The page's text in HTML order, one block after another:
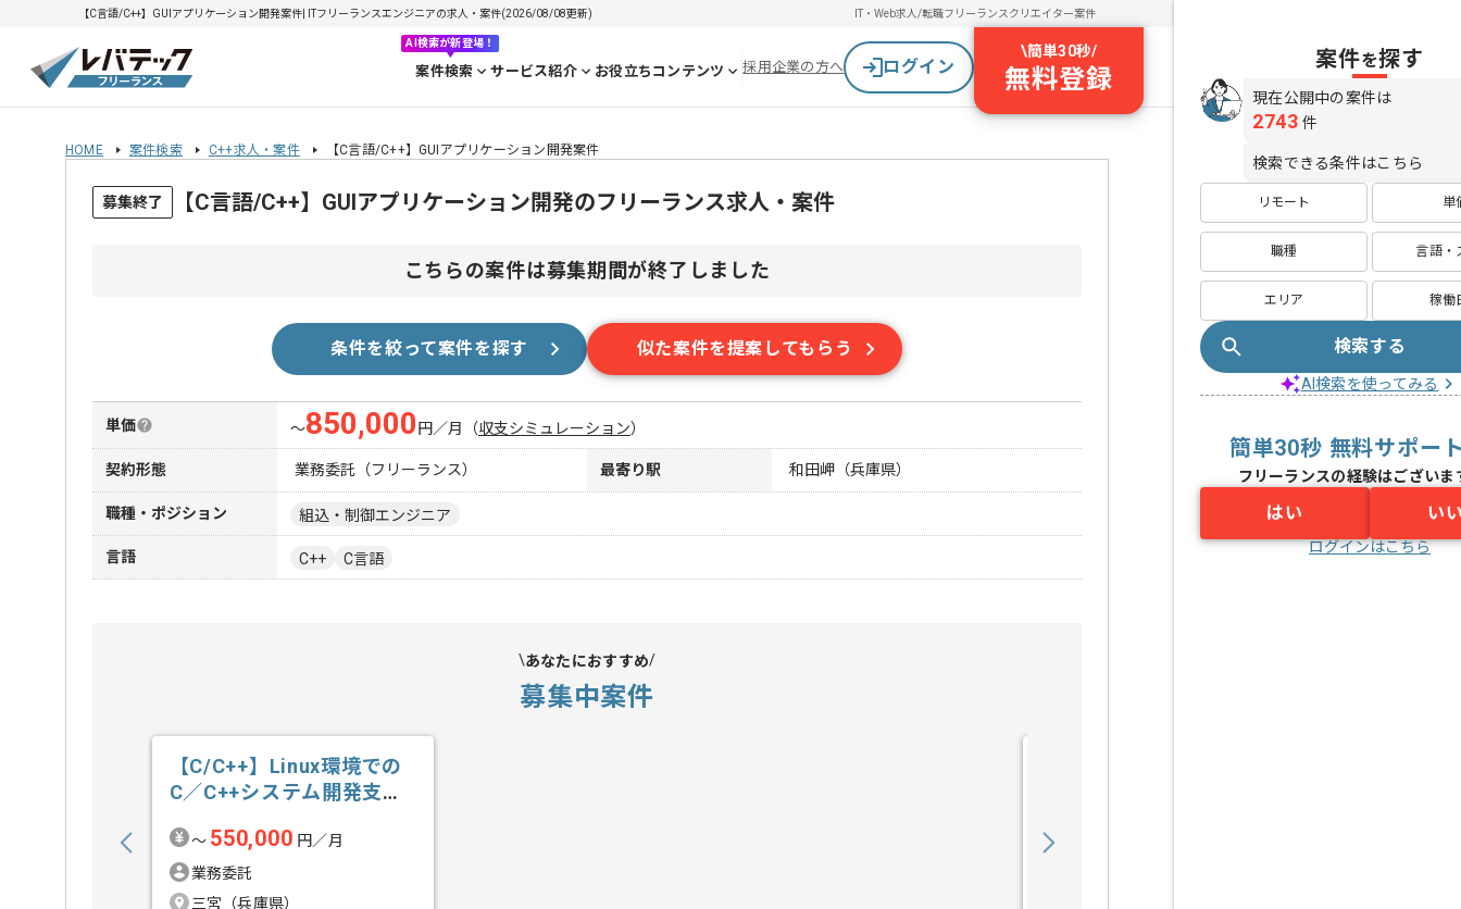
【C言語/C++】GUIアプリケーション開発案件| ITフリーランスエンジニアの求人・案件(2026/08/08更新) IT・Web求人/転職フリーランスクリエイター案件
AI検索が新登場！
案件検索 サービス紹介 お役立ちコンテンツ 採用企業の方へ ログイン
\簡単30秒/
無料登録
HOME 案件検索 C++求人・案件 【C言語/C++】GUIアプリケーション開発案件
募集終了 【C言語/C++】GUIアプリケーション開発のフリーランス求人・案件
こちらの案件は募集期間が終了しました
条件を絞って案件を探す 似た案件を提案してもらう
単価 〜850,000 円／月 （収支シミュレーション）
契約形態 業務委託（フリーランス） 最寄り駅 和田岬（兵庫県）
職種・ポジション 組込・制御エンジニア
言語 C++ C言語
あなたにおすすめ
募集中案件
【C/C++】Linux環境での
C／C++システム開発支援
〜 550,000 円／月
業務委託
三宮（兵庫県）
案件を探す
現在公開中の案件は
2743 件
検索できる条件はこちら
リモート 単
職種 言語・
エリア 稼働
検索する
AI検索を使ってみる
簡単30秒 無料サポー
フリーランスの経験はございま
はい い
ログインはこちら